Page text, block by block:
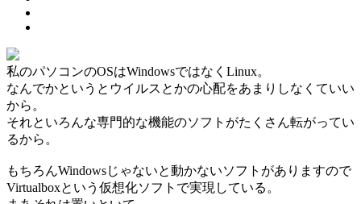
私のパソコンのOSはWindowsではなくLinux。
なんでかというとウイルスとかの心配をあまりしなくていい
から。
それといろんな専門的な機能のソフトがたくさん転がってい
るから。
もちろんWindowsじゃないと動かないソフトがありますので
Virtualboxという仮想化ソフトで実現している。